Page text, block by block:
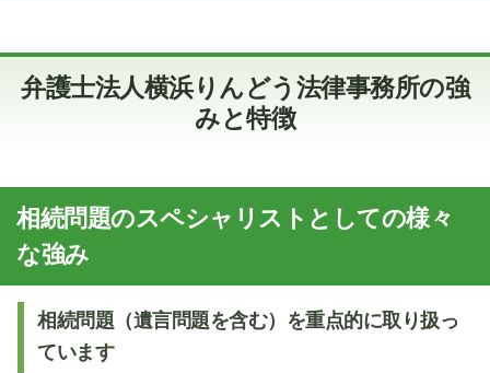
弁護士法人横浜りんどう法律事務所の強
みと特徴
相続問題のスペシャリストとしての様々
な強み
相続問題（遺言問題を含む）を重点的に取り扱っ
ています